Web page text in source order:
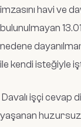
imzasını havi ve
bulunulmayan
nedene
ile kendi isteğiyle
Davalı işçi cevap
yaşanan